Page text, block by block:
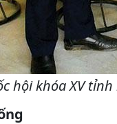
hội khóa XV